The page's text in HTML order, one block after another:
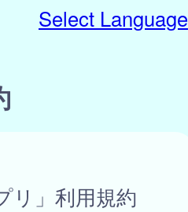
Select Language
リ」利用規約